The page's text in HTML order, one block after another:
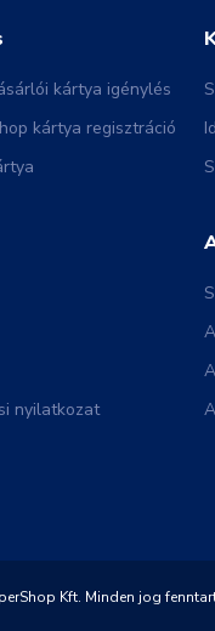
kártya igénylés
kártya regisztráció
nyilatkozat
Kft. Minden jog